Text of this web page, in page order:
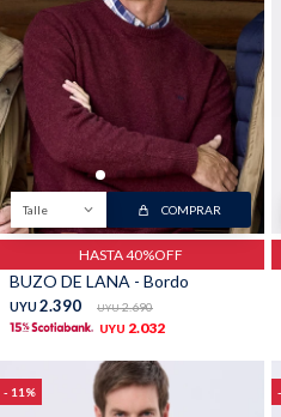
Talle COMPRAR
HASTA 40%OFF
BUZO DE LANA - Bordo
UYU 2.390 UYU 2.690
UYU 2.032
11
Shorts
Sacos
Bolsos y valijas